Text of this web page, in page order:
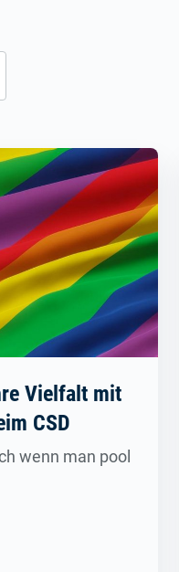
Vielfalt mit
CSD
wenn man pool